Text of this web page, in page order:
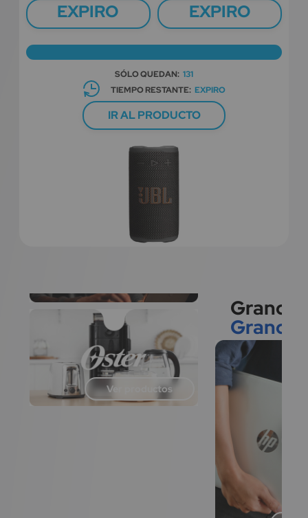
EXPIRO
EXPIRO
SÓLO QUEDAN: 131
TIEMPO RESTANTE: EXPIRO
IR AL PRODUCTO
Ver productos